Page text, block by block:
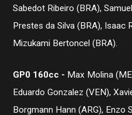
Sabedot Ribeiro (BRA),
Prestes da Silva (BRA), Isaac
Mizukami Bertoncel (BRA).
GP0 160cc - Max Molina
Eduardo Gonzalez (VEN),
Borgmann Hann (ARG), Enzo